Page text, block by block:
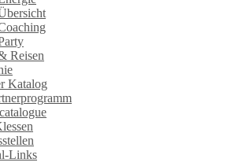
Reisen
Katalog
Links